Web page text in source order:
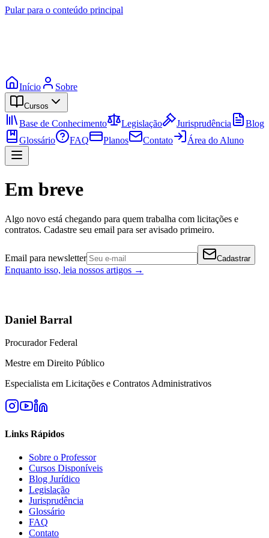
Pular para o conteúdo principal
Início Sobre
Cursos
Base de Conhecimento Legislação Jurisprudência
Blog
Glossário
FAQ Planos Contato Área do Aluno
Em breve
Algo novo está chegando para quem trabalha com licitações e
contratos. Cadastre seu email para ser avisado primeiro.
Email para newsletter Cadastrar
Enquanto isso, leia nossos artigos →
Daniel Barral
Procurador Federal
Mestre em Direito Público
Especialista em Licitações e Contratos Administrativos
Links Rápidos
Sobre o Professor
Cursos Disponíveis
Blog Jurídico
Legislação
Jurisprudência
Glossário
FAQ
Contato